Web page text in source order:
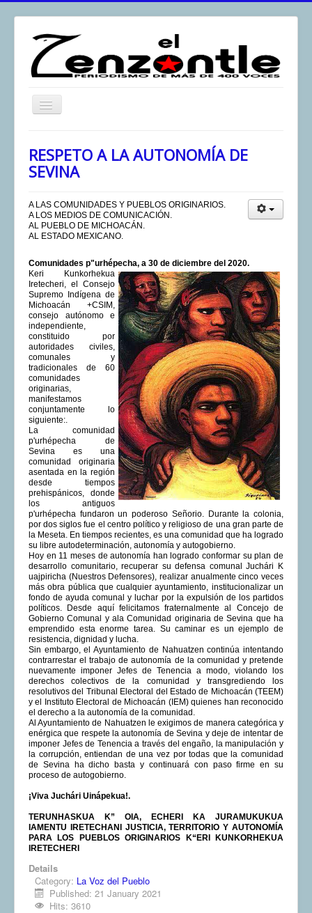
Toggle
El Zenzontle
Análisis
Multimedia
Archivos
Contacto
Afirmación
COMUNERA 67 EN PDF numero de presentación de la
voz de la Casa de los pueblos
RESPETO A LA AUTONOMÍA DE
SEVINA
A LAS COMUNIDADES Y PUEBLOS ORIGINARIOS.
A LOS MEDIOS DE COMUNICACIÓN.
AL PUEBLO DE MICHOACÁN.
AL ESTADO MEXICANO.
Comunidades p"urhépecha, a 30 de diciembre del 2020.
Keri Kunkorhekua
Iretecheri, el Consejo
Supremo Indígena de
Michoacán +CSIM,
consejo autónomo e
independiente,
constituido por
autoridades civiles,
comunales y
tradicionales de 60
comunidades
originarias,
manifestamos
conjuntamente lo
siguiente:.
La comunidad
p'urhépecha de
Sevina es una
comunidad originaria
asentada en la región
desde tiempos
prehispánicos, donde
los antiguos
p'urhépecha fundaron un poderoso Señorio. Durante la colonia,
por dos siglos fue el centro político y religioso de una gran parte de
la Meseta. En tiempos recientes, es una comunidad que ha logrado
su libre autodeterminación, autonomía y autogobierno.
Hoy en 11 meses de autonomía han logrado conformar su plan de
desarrollo comunitario, recuperar su defensa comunal Juchári K
uajpiricha (Nuestros Defensores), realizar anualmente cinco veces
más obra pública que cualquier ayuntamiento, institucionalizar un
fondo de ayuda comunal y luchar por la expulsión de los partidos
políticos. Desde aquí felicitamos fraternalmente al Concejo de
Gobierno Comunal y ala Comunidad originaria de Sevina que ha
emprendido esta enorme tarea. Su caminar es un ejemplo de
resistencia, dignidad y lucha.
Sin embargo, el Ayuntamiento de Nahuatzen continúa intentando
contrarrestar el trabajo de autonomía de la comunidad y pretende
nuevamente imponer Jefes de Tenencia a modo, violando los
derechos colectivos de la comunidad y transgrediendo los
resolutivos del Tribunal Electoral del Estado de Michoacán (TEEM)
y el Instituto Electoral de Michoacán (IEM) quienes han reconocido
el derecho a la autonomía de la comunidad.
Al Ayuntamiento de Nahuatzen le exigimos de manera categórica y
enérgica que respete la autonomía de Sevina y deje de intentar de
imponer Jefes de Tenencia a través del engaño, la manipulación y
la corrupción, entiendan de una vez por todas que la comunidad
de Sevina ha dicho basta y continuará con paso firme en su
proceso de autogobierno.
¡Viva Juchári Uinápekua!.
TERUNHASKUA K” OIA, ECHERI KA JURAMUKUKUA
IAMENTU IRETECHANI JUSTICIA, TERRITORIO Y AUTONOMÍA
PARA LOS PUEBLOS ORIGINARIOS K“ERI KUNKORHEKUA
IRETECHERI
Details
Category: La Voz del Pueblo
Published: 21 January 2021
Hits: 3610